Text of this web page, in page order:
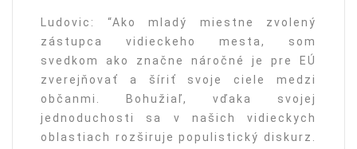
Ludovic: “Ako mladý miestne zvolený
zástupca vidieckeho mesta, som
svedkom ako značne náročné je pre EÚ
zverejňovať a šíriť svoje ciele medzi
občanmi. Bohužiaľ, vďaka svojej
jednoduchosti sa v našich vidieckych
oblastiach rozširuje populistický diskurz.